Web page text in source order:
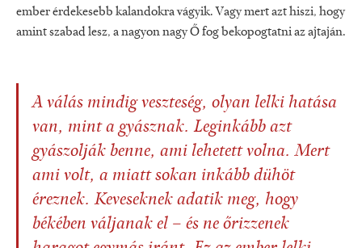
ember érdekesebb kalandokra vágyik. Vagy mert azt hiszi, hogy
amint szabad lesz, a nagyon nagy Ő fog bekopogtatni az ajtaján.
A válás mindig veszteség, olyan lelki hatása
van, mint a gyásznak. Leginkább azt
gyászolják benne, ami lehetett volna. Mert
ami volt, a miatt sokan inkább dühöt
éreznek. Keveseknek adatik meg, hogy
békében váljanak el – és ne őrizzenek